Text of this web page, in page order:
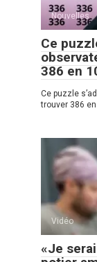
Nouvelles
Ce
386 en
Ce puzzle
trouver 386
Vidéo
«Je